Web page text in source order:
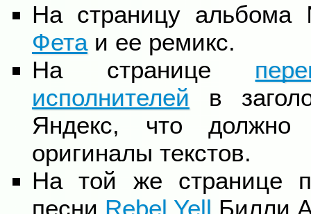
На страницу
Фетаи ее ремикс.
На странице
исполнителей в
Яндекс, что
оригиналы текстов.
На той же странице
песни Rebel Yell Билли